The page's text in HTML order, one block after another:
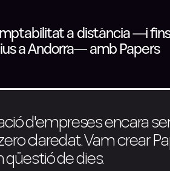
a distància —i
a Andorra— amb Papers
d'empreses encara
claredat. Vam crear
de dies.